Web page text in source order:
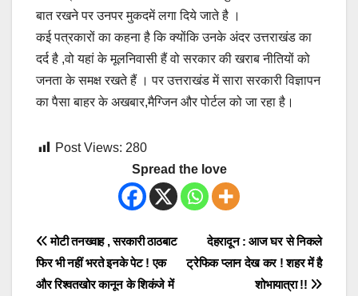
बात रखने पर उनपर मुकदमें लगा दिये जाते है ।
कई पत्रकारों का कहना है कि क्योंकि उनके अंदर उत्तराखंड का
दर्द है ,वो यहां के मूलनिवासी हैं वो सरकार की खराब नीतियों को
जनता के समक्ष रखते हैं । पर उत्तराखंड में सारा सरकारी विज्ञापन
का पैसा बाहर के अखबार,मैग्जिन और पोर्टल को जा रहा है।
Post Views: 280
Spread the love
Post
navigation
देहरादून : आज घर से निकले
ट्रेफिक प्लान देख कर ! शहर में है
शोभायात्रा !!
मोटी तनख्वाह , सरकारी ठाठबाट
फिर भी नहीं भरते इनके पेट ! एक
और रिश्वतखोर कानून के शिकंजे में